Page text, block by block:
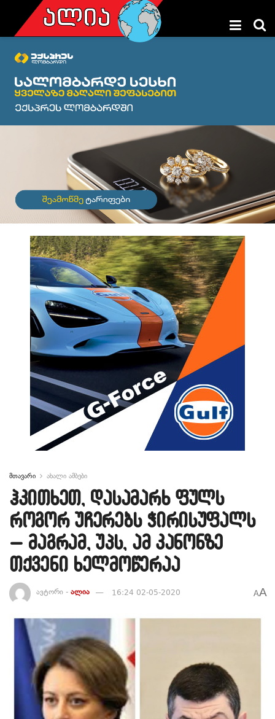
მთავარი ახალი ამბები
ჰკითხეთ, დასამარხ ფულს
როგორ უჩერებს ჭირისუფალს
– მაგრამ, უპს, ამ კანონზე
თქვენი ხელმოწერაა
ავტორი - ალია 16:24 02-05-2020 AA